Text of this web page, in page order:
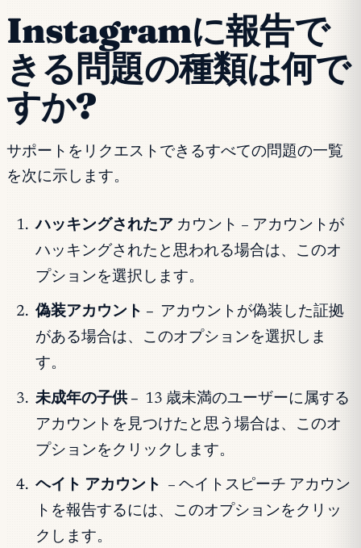
Instagramに報告で
きる問題の種類は何で
すか?
サポートをリクエストできるすべての問題の一覧
を次に示します。
ハッキングされたア カウント – アカウントが
ハッキングされたと思われる場合は、このオ
プションを選択します。
偽装アカウント –
アカウントが偽装した証拠
がある場合は、このオプションを選択しま
す。
未成年の子供 – 13 歳未満のユーザーに属する
アカウントを見つけたと思う場合は、このオ
プションをクリックします。
ヘイト アカウント
– ヘイトスピーチ アカウン
トを報告するには、このオプションをクリッ
クします。